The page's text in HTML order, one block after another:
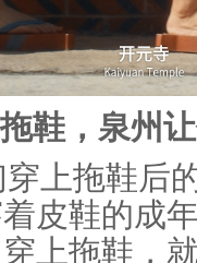
鞋，泉州
上拖鞋后
皮鞋的成
上拖鞋，